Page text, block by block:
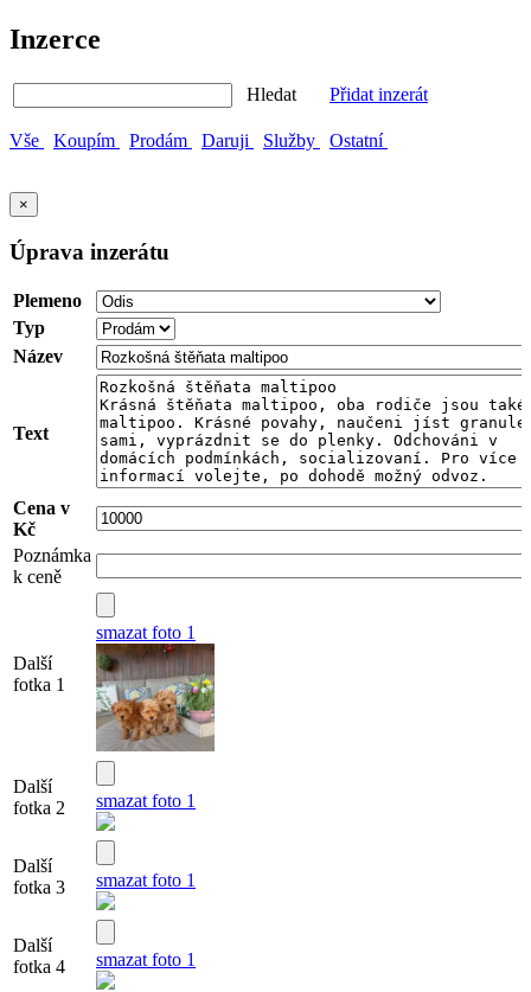
Inzerce
Hledat Přidat inzerát
Vše Koupím Prodám Daruji Služby Ostatní
×
Úprava inzerátu
Plemeno
Typ
Název
Text
Cena v
Kč
Poznámka
k ceně
Další
fotka 1
smazat foto 1
Další
fotka 2
smazat foto 1
Další
fotka 3
smazat foto 1
Další
fotka 4
smazat foto 1